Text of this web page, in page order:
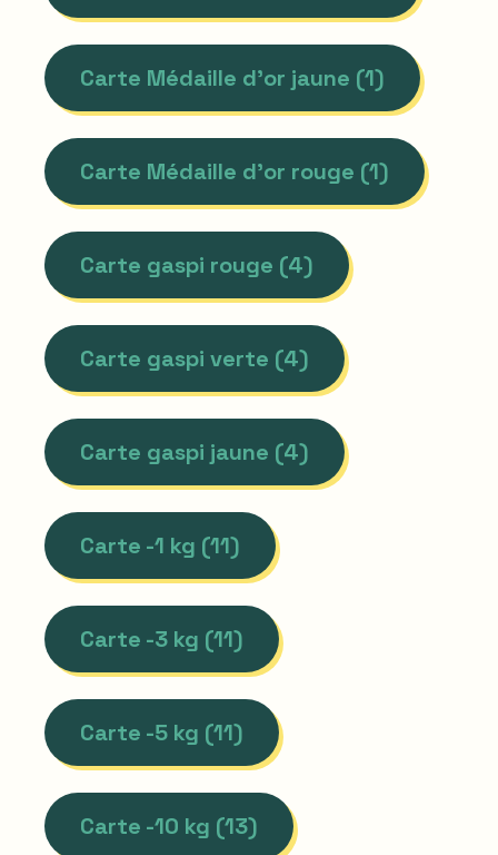
Carte Médaille d'or jaune (1)
Carte Médaille d'or rouge (1)
Carte gaspi rouge (4)
Carte gaspi verte (4)
Carte gaspi jaune (4)
Carte -1 kg (11)
Carte -3 kg (11)
Carte -5 kg (11)
Carte -10 kg (13)